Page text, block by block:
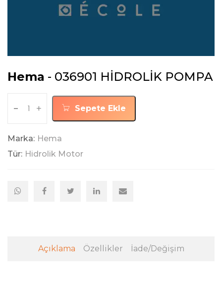
Hema - 036901 HİDROLİK POMPA
- + Sepete Ekle
Marka: Hema
Tür: Hidrolik Motor
Açıklama Özellikler İade/Değişim